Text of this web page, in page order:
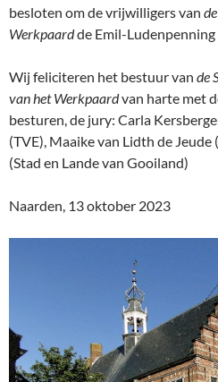
besloten om de vrijwilligers van
Werkpaardde Emil-
Wij feliciteren het bestuur van de
van het Werkpaardvan harte met
besturen, de jury: Carla
(TVE), Maaike van Lidth de
(Stad en Lande van Gooiland)
Naarden, 13 oktober 2023